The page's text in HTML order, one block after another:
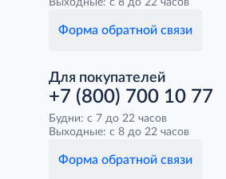
Выходные: с 8 до 22 часов
Форма обратной связи
Для покупателей
+7 (800) 700 10 77
Будни: с 7 до 22 часов
Выходные: с 8 до 22 часов
Форма обратной связи